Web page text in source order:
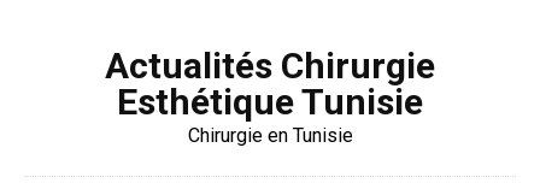
Actualités Chirurgie
Esthétique Tunisie
Chirurgie en Tunisie